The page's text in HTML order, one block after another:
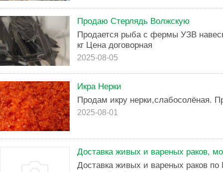
Продаю Стерлядь Волжскую
Продается рыба с фермы УЗВ
кг Цена договорная
2025-08-05
Икра Нерки
Продам икру нерки,слабосолёная.
2025-08-01
Доставка живых и вареных раков,
Доставка живых и вареных раков